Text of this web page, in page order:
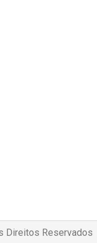
Direitos Reservados